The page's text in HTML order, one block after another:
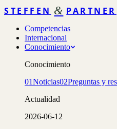
STEFFEN & PARTNER
Competencias
Internacional
Conocimiento
Conocimiento
01Noticias02Preguntas y
Actualidad
2026-06-12